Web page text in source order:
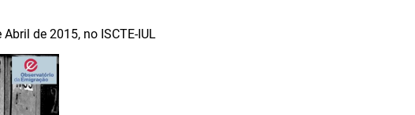
de 2015, no ISCTE-IUL